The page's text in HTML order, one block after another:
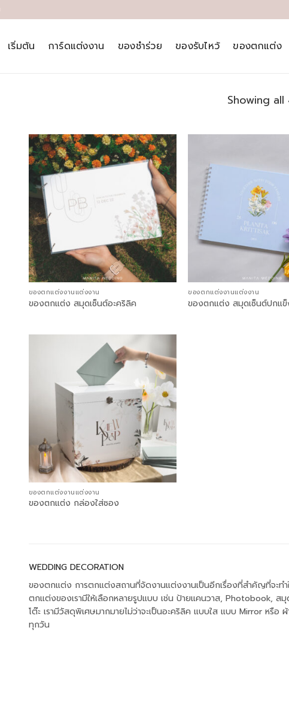
เริ่มต้น การ์ดแต่งงาน ของชำร่วย ของรับไหว้ ของตกแต่ง
Showing
ของตกแต่งงานแต่งงาน
ของตกแต่ง สมุดเซ็นต์อะคริลิค
ของตกแต่งงานแต่งงาน
ของตกแต่ง สมุดเซ็นต์ปกแข็
ของตกแต่งงานแต่งงาน
ของตกแต่ง กล่องใส่ซอง
WEDDING DECORATION
ของตกแต่ง การตกแต่งสถานที่จัดงานแต่งงานเป็นอีกเรื่องที่สำคัญที่จะท
ตกแต่งของเรามีให้เลือกหลายรูปแบบ เช่น ป้ายแคนวาส, Photobook,
โต๊ะ เรามีวัสดุพิเศษมากมายไม่ว่าจะเป็นอะคริลิค แบบใส แบบ Mirror หรื
ทุกวัน